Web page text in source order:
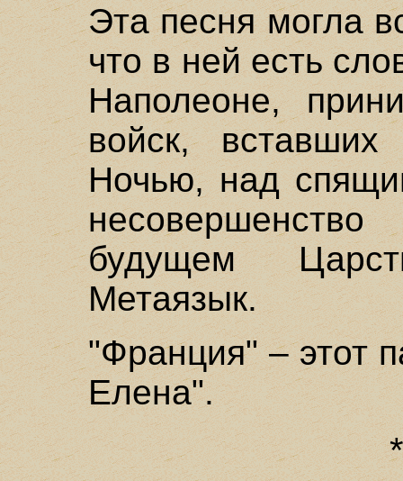
Эта песня могла
что в ней есть
Наполеоне,
войск,
Ночью, над
будущем
Метаязык.
"Франция" – этот
Елена".